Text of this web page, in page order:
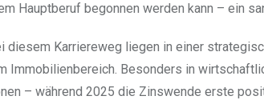
Hauptberuf begonnen werden kann – ein
diesem Karriereweg liegen in einer
Immobilienbereich. Besonders in
– während 2025 die Zinswende erste